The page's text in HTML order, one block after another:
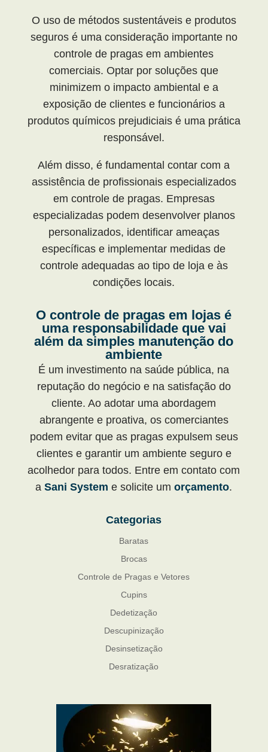
O uso de métodos sustentáveis e produtos
seguros é uma consideração importante no
controle de pragas em ambientes
comerciais. Optar por soluções que
minimizem o impacto ambiental e a
exposição de clientes e funcionários a
produtos químicos prejudiciais é uma prática
responsável.
Além disso, é fundamental contar com a
assistência de profissionais especializados
em controle de pragas. Empresas
especializadas podem desenvolver planos
personalizados, identificar ameaças
específicas e implementar medidas de
controle adequadas ao tipo de loja e às
condições locais.
O controle de pragas em lojas é
uma responsabilidade que vai
além da simples manutenção do
ambiente
É um investimento na saúde pública, na
reputação do negócio e na satisfação do
cliente. Ao adotar uma abordagem
abrangente e proativa, os comerciantes
podem evitar que as pragas expulsem seus
clientes e garantir um ambiente seguro e
acolhedor para todos. Entre em contato com
aSani System e solicite umorçamento.
Categorias
Baratas
Brocas
Controle de Pragas e Vetores
Cupins
Dedetização
Descupinização
Desinsetização
Desratização
Mosquito Mist
Mosquitos
Percevejo de Cama